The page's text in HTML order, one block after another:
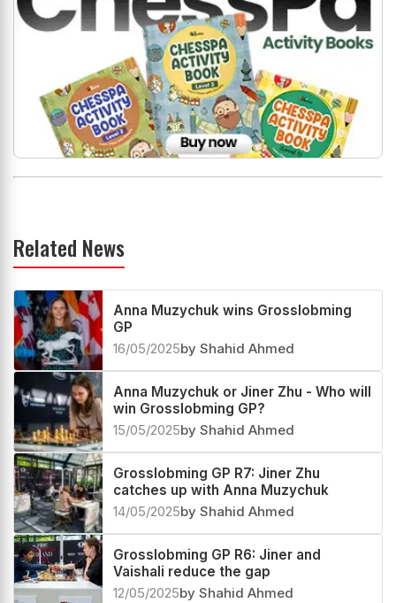
Related News
Anna Muzychuk wins Grosslobming
GP
16/05/2025by Shahid Ahmed
Anna Muzychuk or Jiner Zhu - Who will
win Grosslobming GP?
15/05/2025by Shahid Ahmed
Grosslobming GP R7: Jiner Zhu
catches up with Anna Muzychuk
14/05/2025by Shahid Ahmed
Grosslobming GP R6: Jiner and
Vaishali reduce the gap
12/05/2025by Shahid Ahmed